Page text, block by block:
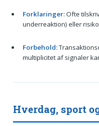
Forklaringer:Ofte
underreaktion) eller
Forbehold:
multiplicitet af signaler
Hverdag, sport